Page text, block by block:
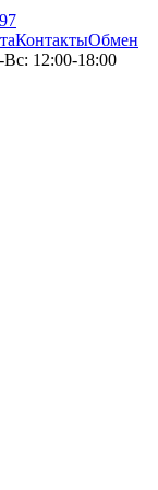
КонтактыОбмен
12:00-18:00